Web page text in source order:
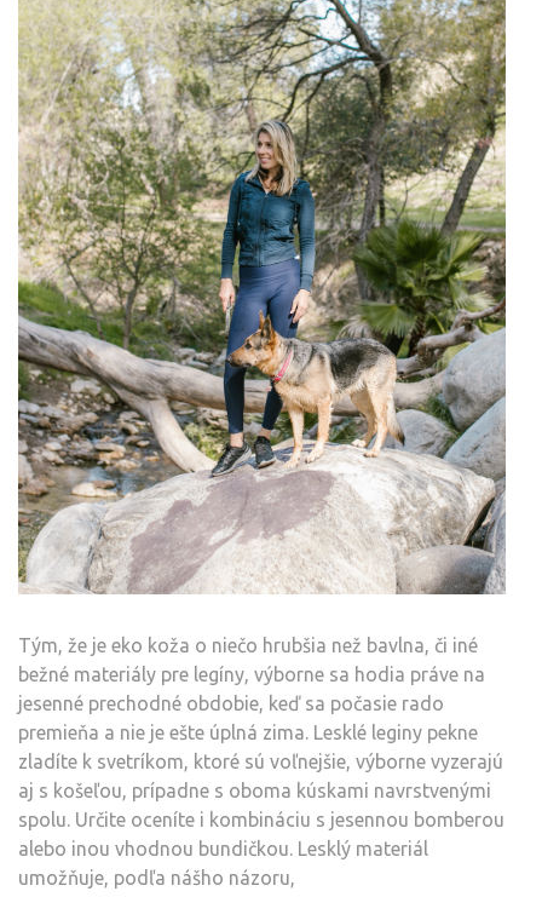
Tým, že je eko koža o niečo hrubšia než bavlna, či iné
bežné materiály pre legíny, výborne sa hodia práve na
jesenné prechodné obdobie, keď sa počasie rado
premieňa a nie je ešte úplná zima. Lesklé leginy pekne
zladíte k svetríkom, ktoré sú voľnejšie, výborne vyzerajú
aj s košeľou, prípadne s oboma kúskami navrstvenými
spolu. Určite oceníte i kombináciu s jesennou bomberou
alebo inou vhodnou bundičkou. Lesklý materiál
umožňuje, podľa nášho názoru,